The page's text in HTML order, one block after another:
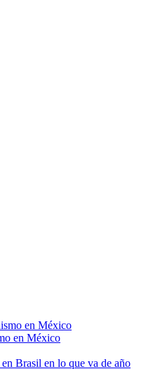
en México